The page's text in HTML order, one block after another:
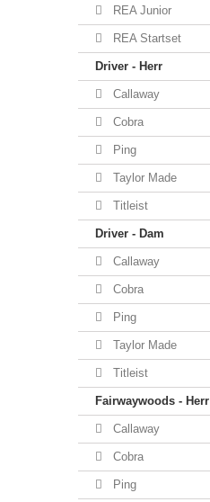
REA Junior
REA Startset
Driver - Herr
Callaway
Cobra
Ping
Taylor Made
Titleist
Driver - Dam
Callaway
Cobra
Ping
Taylor Made
Titleist
Fairwaywoods - Herr
Callaway
Cobra
Ping